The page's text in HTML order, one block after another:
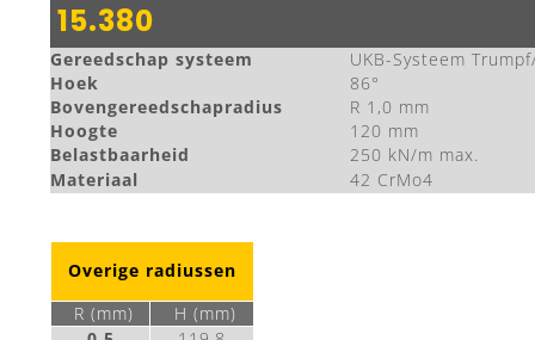
15.380
Gereedschap systeem
UKB-Systeem
Hoek
86°
Bovengereedschapradius
R 1,0 mm
Hoogte
120 mm
Belastbaarheid
250 kN/m max.
Materiaal
42 CrMo4
Overige radiussen
R (mm)
H (mm)